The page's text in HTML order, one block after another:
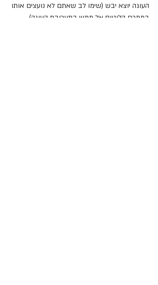
העוגה יוצא יבש (שימו לב שאתם לא נועצים אותו
בממרח הלוטוס אל ממש בתערובת העוגה).